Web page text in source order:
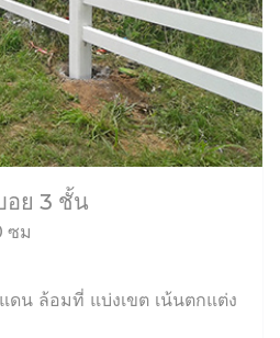
อย 3 ชั้น
ซม
ดน ล้อมที่ แบ่งเขต เน้นตกแต่ง